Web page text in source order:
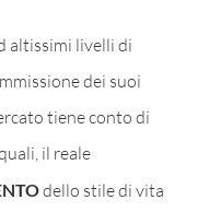
altissimi livelli di
dei suoi
tiene conto di
il reale
dello stile di vita